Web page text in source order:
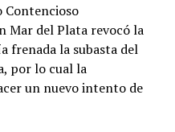
Contencioso
Mar del Plata revocó la
frenada la subasta del
por lo cual la
un nuevo intento de